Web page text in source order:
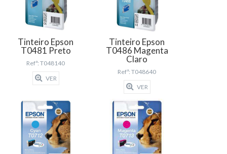
Tinteiro Epson
T0481 Preto
Refª: T048140
VER
Tinteiro Epson
T0486 Magenta
Claro
Refª: T048640
VER